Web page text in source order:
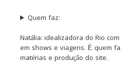
Quem faz:
Natália: idealizadora do Rio
em shows e viagens. É quem
matérias e produção do site.